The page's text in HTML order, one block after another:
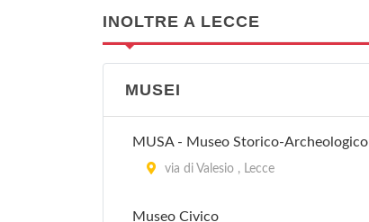
INOLTRE A LECCE
MUSEI
MUSA - Museo Storico-Archeologico
via di Valesio , Lecce
Museo Civico